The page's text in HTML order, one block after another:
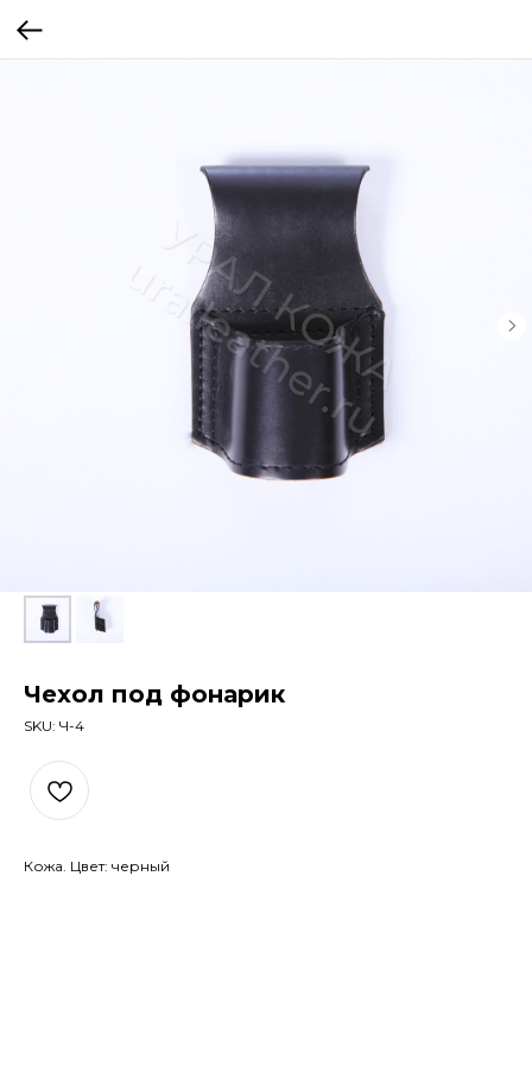
Чехол под фонарик
SKU: Ч-4
Кожа. Цвет: черный